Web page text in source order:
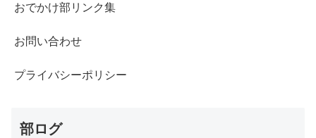
おでかけ部リンク集
お問い合わせ
プライバシーポリシー
部ログ